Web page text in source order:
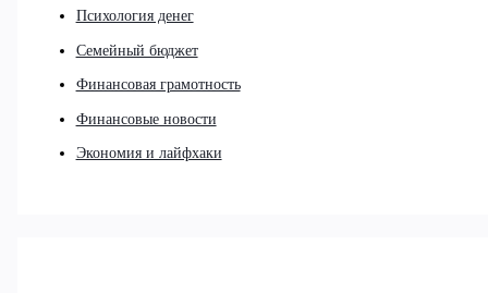
Психология денег
Семейный бюджет
Финансовая грамотность
Финансовые новости
Экономия и лайфхаки